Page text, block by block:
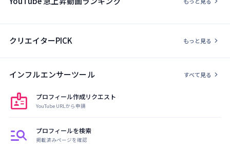
クリエイターPICK もっと見る chevron_right
インフルエンサーツール すべて見る chevron_right
badge プロフィール作成リクエスト
YouTube URLから申請
manage_search プロフィールを検索
掲載済みページを確認